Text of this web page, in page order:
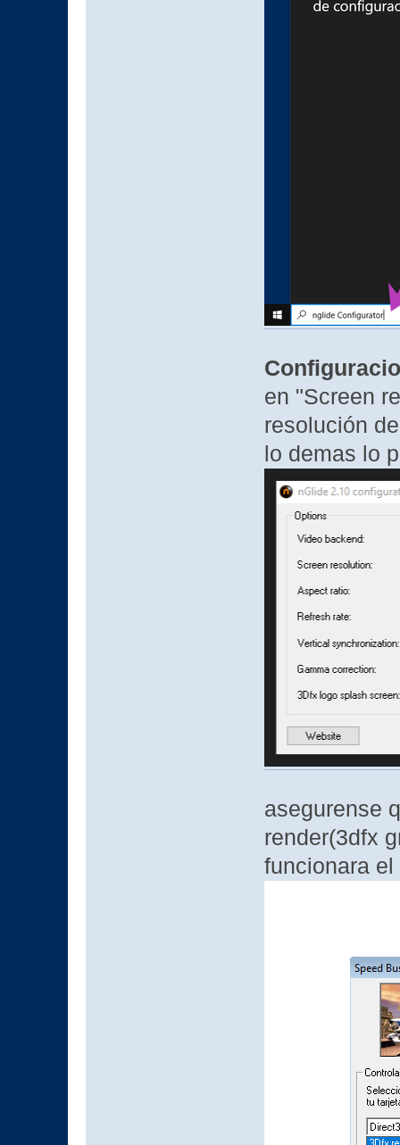
en "Screen
resolución
lo demas lo
asegurense
render(3dfx
funcionara el